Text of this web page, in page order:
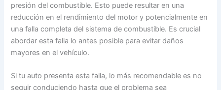
presión del combustible. Esto puede resultar en una
reducción en el rendimiento del motor y potencialmente en
una falla completa del sistema de combustible. Es crucial
abordar esta falla lo antes posible para evitar daños
mayores en el vehículo.
Si tu auto presenta esta falla, lo más recomendable es no
seguir conduciendo hasta que el problema sea